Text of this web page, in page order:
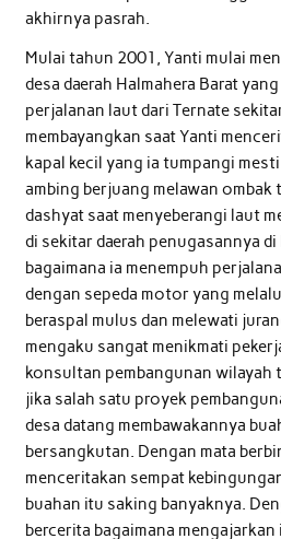
akhirnya pasrah.
Mulai tahun 2001, Yanti mulai
desa daerah Halmahera Barat
perjalanan laut dari Ternate
membayangkan saat Yanti
kapal kecil yang ia tumpangi
ambing berjuang melawan ombak
dashyat saat menyeberangi laut
di sekitar daerah penugasannya di
bagaimana ia menempuh
dengan sepeda motor yang
beraspal mulus dan melewati
mengaku sangat menikmati
konsultan pembangunan wilayah
jika salah satu proyek
desa datang membawakannya
bersangkutan. Dengan mata
menceritakan sempat
buahan itu saking banyaknya.
bercerita bagaimana